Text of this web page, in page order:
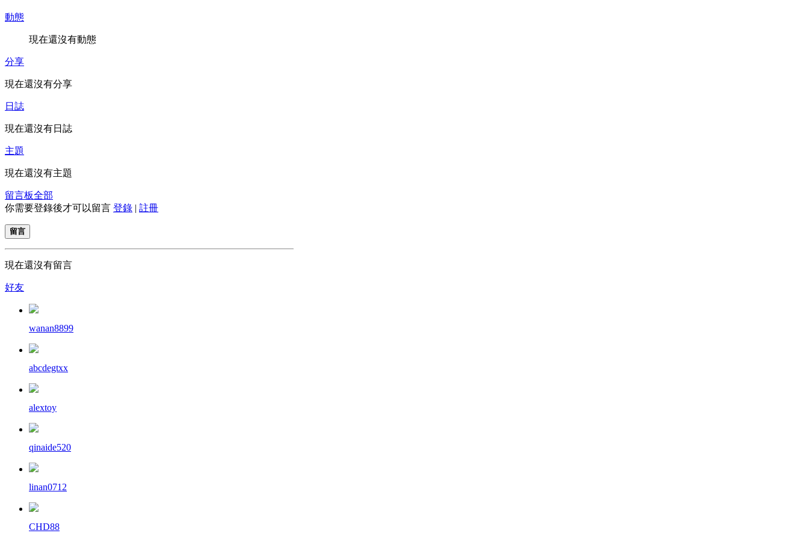
動態
現在還沒有動態
分享
現在還沒有分享
日誌
現在還沒有日誌
主題
現在還沒有主題
留言板全部
你需要登錄後才可以留言 登錄 | 註冊
留言
現在還沒有留言
好友
wanan8899
abcdegtxx
alextoy
qinaide520
linan0712
CHD88